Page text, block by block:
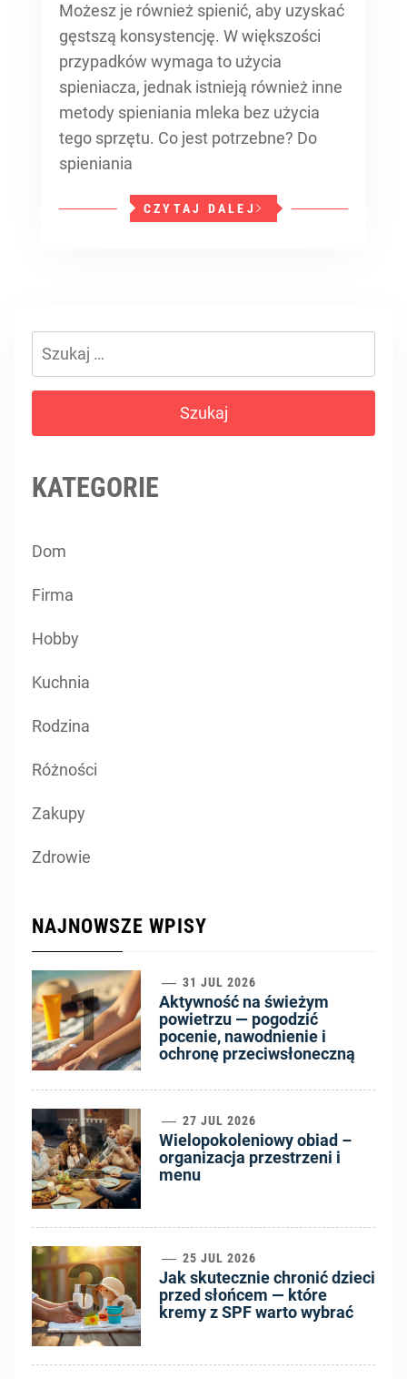
Możesz je również spienić, aby uzyskać
gęstszą konsystencję. W większości
przypadków wymaga to użycia
spieniacza, jednak istnieją również inne
metody spieniania mleka bez użycia
tego sprzętu. Co jest potrzebne? Do
spieniania
CZYTAJ DALEJ
Szukaj:
KATEGORIE
Dom
Firma
Hobby
Kuchnia
Rodzina
Różności
Zakupy
Zdrowie
NAJNOWSZE WPISY
1 31 JUL 2026
Aktywność na świeżym
powietrzu — pogodzić
pocenie, nawodnienie i
ochronę przeciwsłoneczną
2 27 JUL 2026
Wielopokoleniowy obiad –
organizacja przestrzeni i
menu
3 25 JUL 2026
Jak skutecznie chronić dzieci
przed słońcem — które
kremy z SPF warto wybrać